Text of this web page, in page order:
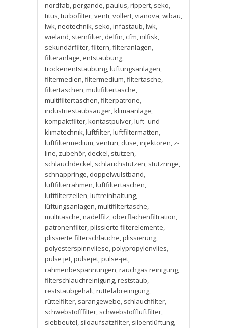
nordfab,pergande,paulus,rippert, seko,
titus,turbofilter,venti,vollert,vianova,wibau,
lwk,neotechnik, seko,infastaub,lwk,
wieland, sternfilter, delfin, cfm,nilfisk,
sekundärfilter,filtern,filteranlagen,
filteranlage, entstaubung,
trockenentstaubung,lüftungsanlagen,
filtermedien,filtermedium,filtertasche,
filtertaschen,multifiltertasche,
multifiltertaschen,filterpatrone,
industriestaubsauger,klimaanlage,
kompaktfilter,kontastpulver,luft- und
klimatechnik,luftfilter,luftfiltermatten,
luftfiltermedium,venturi, düse,injektoren, z-
line, zubehör, deckel, stutzen,
schlauchdeckel, schlauchstutzen, stützringe,
schnappringe, doppelwulstband,
luftfilterrahmen,luftfiltertaschen,
luftfilterzellen,luftreinhaltung,
lüftungsanlagen,multifiltertasche,
multitasche,nadelfilz, oberflächenfiltration,
patronenfilter,plissierte filterelemente,
plissierte filterschläuche,plissierung,
polyesterspinnvliese,polypropylenvlies,
pulse jet,pulsejet,pulse-jet,
rahmenbespannungen,rauchgas reinigung,
filterschlauchreinigung,reststaub,
reststaubgehalt,rüttelabreinigung,
rüttelfilter, sarangewebe, schlauchfilter,
schwebstofffilter, schwebstoffluftfilter,
siebbeutel, siloaufsatzfilter, siloentlüftung,